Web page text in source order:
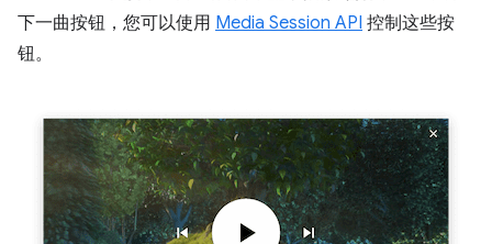
下一曲按钮，您可以使用 Media Session API 控制这些按
钮。